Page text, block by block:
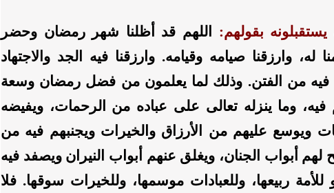
بقولهم:
اللهم قد أظلنا شهر رمضان وحضر
له، وارزقنا صيامه وقيامه. وارزقنا فيه الجد والاجتهاد
فيه من الفتن. وذلك لما يعلمون من فضل رمضان وسعة
وما ينزله تعالى على عباده من الرحمات، ويفيضه
ويوسع عليهم من الأرزاق والخيرات ويجنبهم فيه من
لهم أبواب الجنان، ويغلق عنهم أبواب النيران ويصفد فيه
ربيعها، وللعبادات موسمها، وللخيرات سوقها. فلا